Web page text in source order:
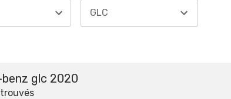
GLC
glc 2020